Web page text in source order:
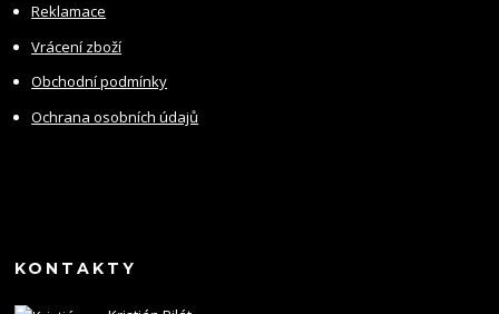
Reklamace
Vrácení zboží
Obchodní podmínky
Ochrana osobních údajů
KONTAKTY